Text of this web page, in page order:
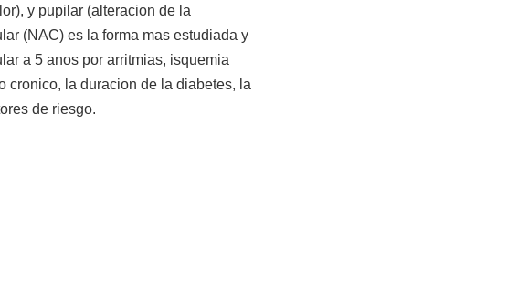
y pupilar (alteracion de la
(NAC) es la forma mas estudiada y
a 5 anos por arritmias, isquemia
cronico, la duracion de la diabetes, la
de riesgo.